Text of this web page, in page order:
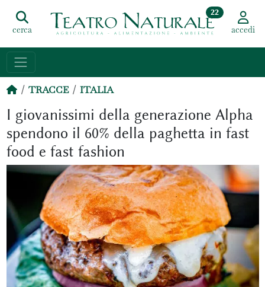
cerca
22
accedi
TRACCE ITALIA
I giovanissimi della generazione Alpha
spendono il 60% della paghetta in fast
food e fast fashion